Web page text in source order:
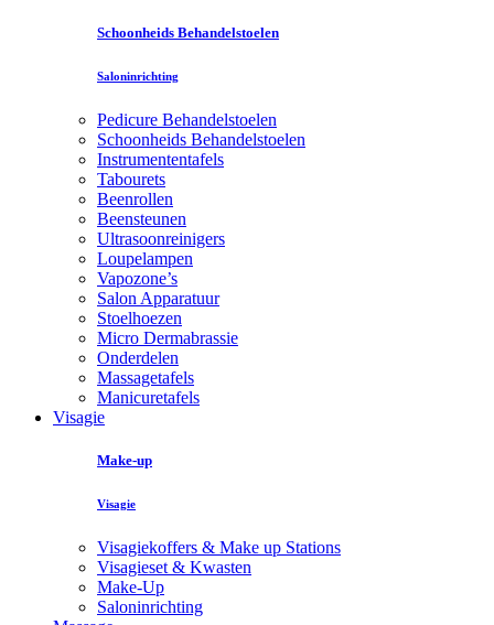
Schoonheids Behandelstoelen
Saloninrichting
Pedicure Behandelstoelen
Schoonheids Behandelstoelen
Instrumententafels
Tabourets
Beenrollen
Beensteunen
Ultrasoonreinigers
Loupelampen
Vapozone’s
Salon Apparatuur
Stoelhoezen
Micro Dermabrassie
Onderdelen
Massagetafels
Manicuretafels
Visagie
Make-up
Visagie
Visagiekoffers & Make up Stations
Visagieset & Kwasten
Make-Up
Saloninrichting